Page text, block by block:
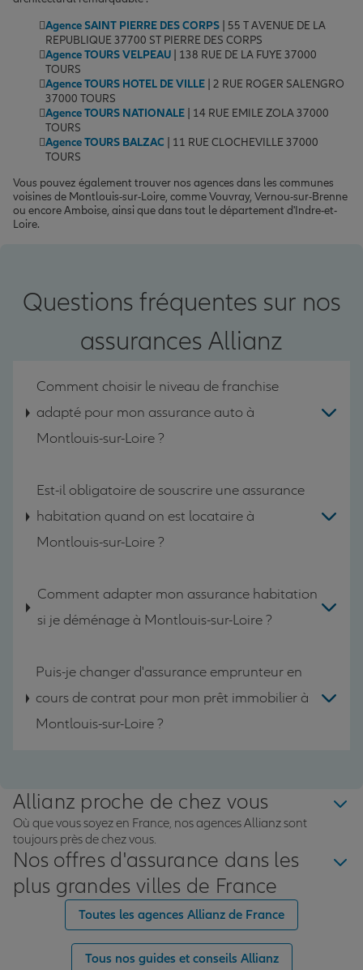
Agence SAINT PIERRE DES CORPS | 55 T AVENUE DE LA
REPUBLIQUE 37700 ST PIERRE DES CORPS
Agence TOURS VELPEAU | 138 RUE DE LA FUYE 37000
TOURS
Agence TOURS HOTEL DE VILLE | 2 RUE ROGER SALENGRO
37000 TOURS
Agence TOURS NATIONALE | 14 RUE EMILE ZOLA 37000
TOURS
Agence TOURS BALZAC | 11 RUE CLOCHEVILLE 37000
TOURS
Vous pouvez également trouver nos agences dans les communes
voisines de Montlouis-sur-Loire, comme Vouvray, Vernou-sur-Brenne
ou encore Amboise, ainsi que dans tout le département d'Indre-et-
Loire.
Questions fréquentes sur nos
assurances Allianz
Comment choisir le niveau de franchise
adapté pour mon assurance auto à
Montlouis-sur-Loire ?
Est-il obligatoire de souscrire une assurance
habitation quand on est locataire à
Montlouis-sur-Loire ?
Comment adapter mon assurance habitation
si je déménage à Montlouis-sur-Loire ?
Puis-je changer d'assurance emprunteur en
cours de contrat pour mon prêt immobilier à
Montlouis-sur-Loire ?
Allianz proche de chez vous
Où que vous soyez en France, nos agences Allianz sont
toujours près de chez vous.
Nos offres d'assurance dans les
plus grandes villes de France
Toutes les agences Allianz de France
Tous nos guides et conseils Allianz